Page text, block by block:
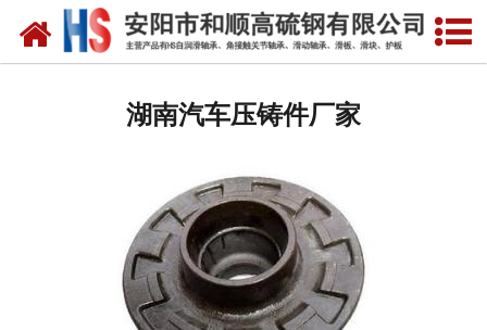
网站首页
湖南滑动轴瓦
湖南自润滑耐磨衬板
湖南铜合金镶嵌石墨
湖南汽车压铸件厂家